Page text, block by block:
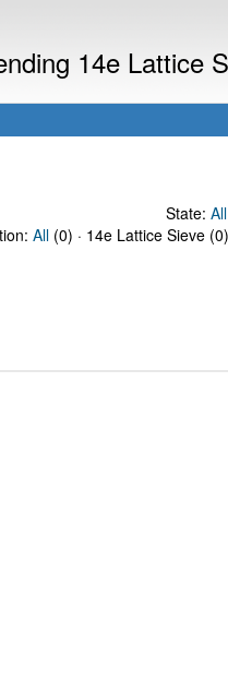
14e Lattice
State: All
All (0) · 14e Lattice Sieve (0)